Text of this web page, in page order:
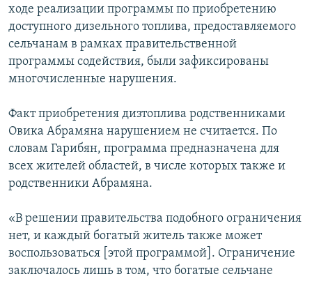
ходе реализации программы по приобретению
доступного дизельного топлива, предоставляемого
сельчанам в рамках правительственной
программы содействия, были зафиксированы
многочисленные нарушения.
Факт приобретения дизтоплива родственниками
Овика Абрамяна нарушением не считается. По
словам Гарибян, программа предназначена для
всех жителей областей, в числе которых также и
родственники Абрамяна.
«В решении правительства подобного ограничения
нет, и каждый богатый житель также может
воспользоваться [этой программой]. Ограничение
заключалось лишь в том, что богатые сельчане